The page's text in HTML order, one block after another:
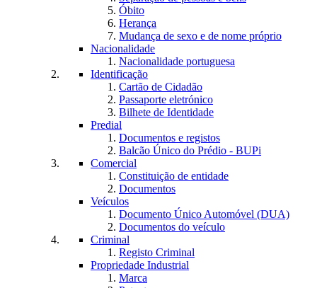
Óbito
Herança
Mudança de sexo e de nome próprio
Nacionalidade
Nacionalidade portuguesa
Identificação
Cartão de Cidadão
Passaporte eletrónico
Bilhete de Identidade
Predial
Documentos e registos
Balcão Único do Prédio - BUPi
Comercial
Constituição de entidade
Documentos
Veículos
Documento Único Automóvel (DUA)
Documentos do veículo
Criminal
Registo Criminal
Propriedade Industrial
Marca